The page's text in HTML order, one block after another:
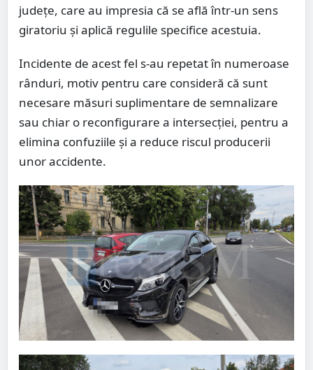
județe, care au impresia că se află într-un sens
giratoriu și aplică regulile specifice acestuia.
Incidente de acest fel s-au repetat în numeroase
rânduri, motiv pentru care consideră că sunt
necesare măsuri suplimentare de semnalizare
sau chiar o reconfigurare a intersecției, pentru a
elimina confuziile și a reduce riscul producerii
unor accidente.